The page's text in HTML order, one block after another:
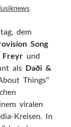
dem
Song
Freyr und
als Daði &
Things"
viralen
Kreisen. In